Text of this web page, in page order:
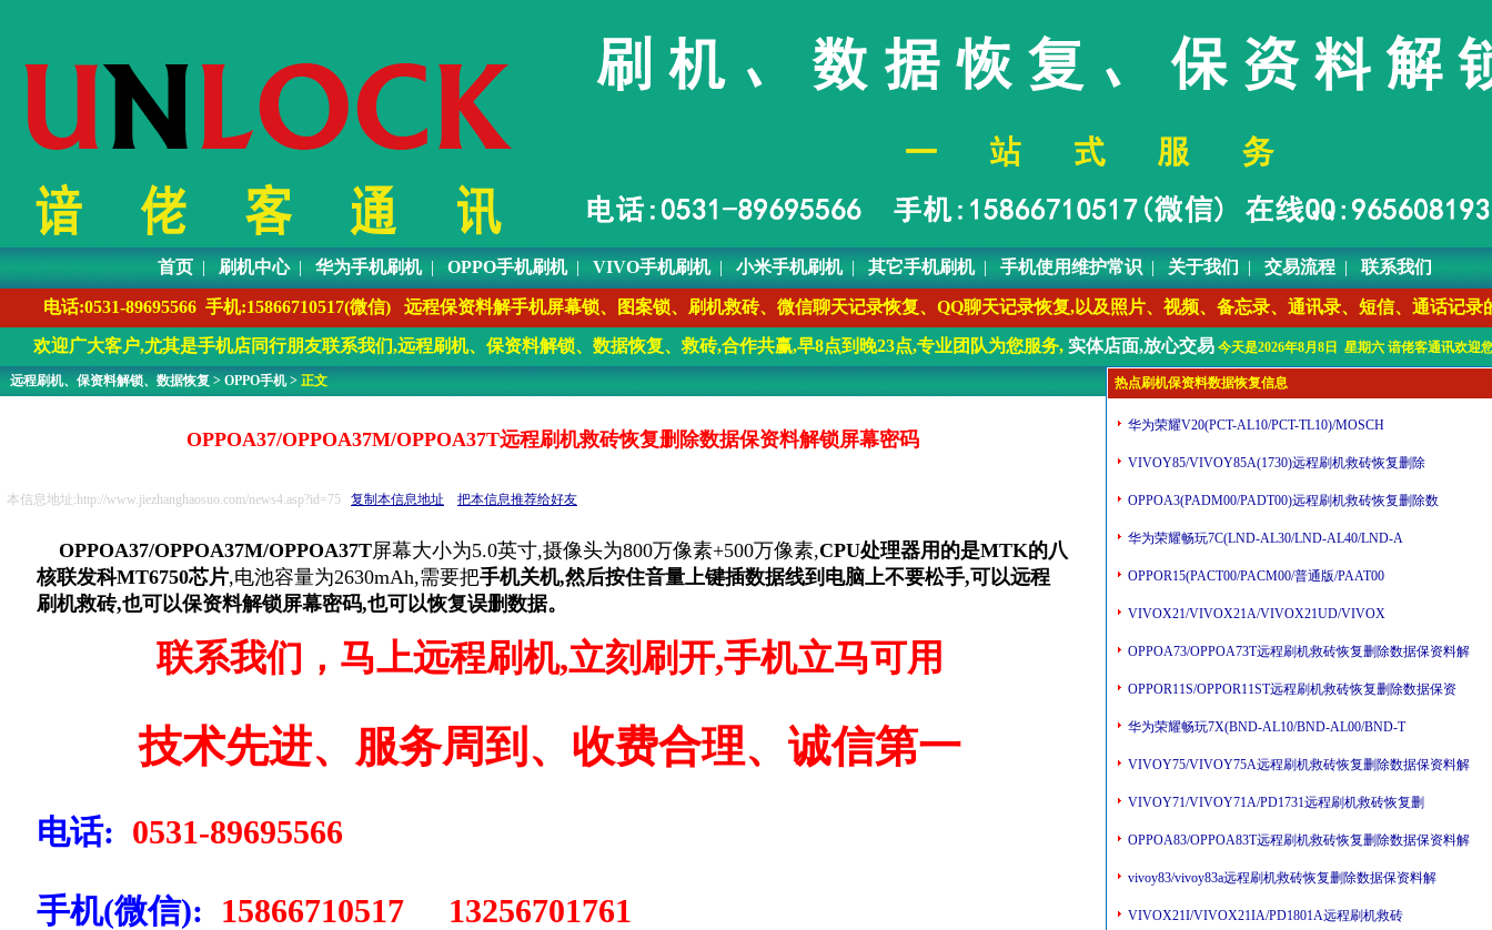
首页| 刷机中心| 华为手机刷机| OPPO手机刷机| VIVO手机刷机| 小米手机刷机| 其它手机刷机| 手机使用维护常识 | 关于我们 | 交易流程| 联系我们
电话:0531-89695566 手机:15866710517(微信) 远程保资料解手机屏幕锁、图案锁、刷机救砖、微信聊天记录恢复、QQ聊天记录恢复,以及照片、视频、备忘录、通讯录、短信、通话记录
欢迎广大客户,尤其是手机店同行朋友联系我们,远程刷机、保资料解锁、数据恢复、救砖,合作共赢,早8点到晚23点,专业团队为您服务, 实体店面,放心交易 今天是2026年8月8日 星期六 谙佬客通讯欢迎
远程刷机、保资料解锁、数据恢复 > OPPO手机> 正文
OPPOA37/OPPOA37M/OPPOA37T远程刷机救砖恢复删除数据保资料解锁屏幕密码
本信息地址:http://www.jiezhanghaosuo.com/news4.asp?id=75 复制本信息地址 把本信息推荐给好友
OPPOA37/OPPOA37M/OPPOA37T屏幕大小为5.0英寸,摄像头为800万像素+500万像素,CPU处理器用的是MTK的八
核联发科MT6750芯片,电池容量为2630mAh,需要把手机关机,然后按住音量上键插数据线到电脑上不要松手,可以远程
刷机救砖,也可以保资料解锁屏幕密码,也可以恢复误删数据。
联系我们，马上远程刷机,立刻刷开,手机立马可用
技术先进、服务周到、收费合理、诚信第一
电话: 0531-89695566
手机(微信): 15866710517 13256701761
热点刷机保资料数据恢复信息
华为荣耀V20(PCT-AL10/PCT-TL10)/MOSCH
VIVOY85/VIVOY85A(1730)远程刷机救砖恢复删除
OPPOA3(PADM00/PADT00)远程刷机救砖恢复删除数
华为荣耀畅玩7C(LND-AL30/LND-AL40/LND-A
OPPOR15(PACT00/PACM00/普通版/PAAT00
VIVOX21/VIVOX21A/VIVOX21UD/VIVOX
OPPOA73/OPPOA73T远程刷机救砖恢复删除数据保资料解
OPPOR11S/OPPOR11ST远程刷机救砖恢复删除数据保资
华为荣耀畅玩7X(BND-AL10/BND-AL00/BND-T
VIVOY75/VIVOY75A远程刷机救砖恢复删除数据保资料解
VIVOY71/VIVOY71A/PD1731远程刷机救砖恢复删
OPPOA83/OPPOA83T远程刷机救砖恢复删除数据保资料解
vivoy83/vivoy83a远程刷机救砖恢复删除数据保资料解
VIVOX21I/VIVOX21IA/PD1801A远程刷机救砖